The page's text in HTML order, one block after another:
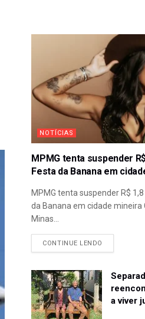
NOTÍCIAS
MPMG tenta suspender
Festa da Banana em
MPMG tenta suspender R$
da Banana em cidade mineira
Minas...
CONTINUE LENDO
a viver